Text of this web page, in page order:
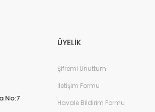
No:7
ÜYELİK
Şifremi Unuttum
İletişim Formu
Havale Bildirim Formu